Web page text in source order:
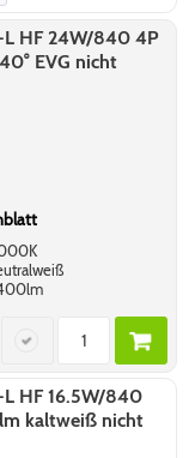
L HF 24W/840 4P
EVG nicht
L HF 16.5W/840
kaltweiß nicht